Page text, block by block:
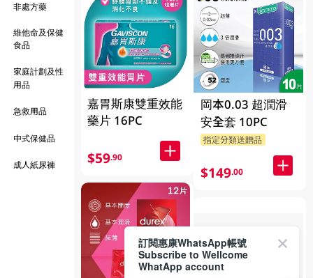
非處方藥
維他命及保健
食品
家庭計劃及性
用品
急救用品
中式保健品
成人紙尿褲
嘉胃斯康雙重效能
藥片 16PC
$59.90
岡本0.03 超潤滑
安全套 10PC
指定分類送贈品
$149.00
訂閱惠康WhatsApp帳號
Subscribe to Wellcome
WhatApp account